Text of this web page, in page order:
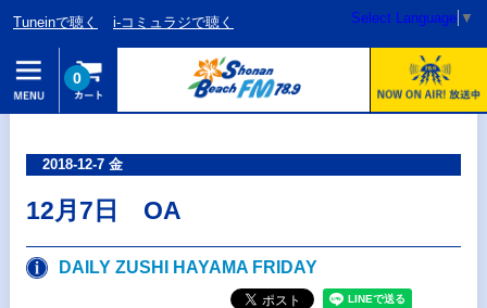
Tuneinで聴く i-コミュラジで聴く Select Language ▼
0
2018-12-7 金
12月7日 OA
DAILY ZUSHI HAYAMA FRIDAY